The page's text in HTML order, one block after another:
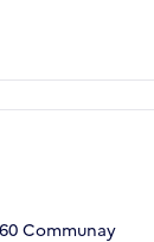
Communay